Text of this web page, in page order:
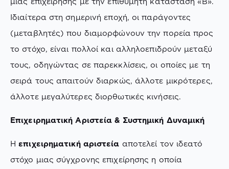
Ιδιαίτερα στη σημερινή εποχή, οι παράγοντες
(μεταβλητές) που διαμορφώνουν την πορεία προς
το στόχο, είναι πολλοί και αλληλοεπιδρούν μεταξύ
τους, οδηγώντας σε παρεκκλίσεις, οι οποίες με τη
σειρά τους απαιτούν διαρκώς, άλλοτε μικρότερες,
άλλοτε μεγαλύτερες διορθωτικές κινήσεις.
Επιχειρηματική Αριστεία & Συστημική Δυναμική
Ηεπιχειρηματική αριστεία αποτελεί τον ιδεατό
στόχο μιας σύγχρονης επιχείρησης η οποία